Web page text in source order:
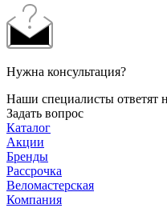
Нужна консультация?
Наши специалисты ответят
Задать вопрос
Каталог
Акции
Бренды
Рассрочка
Веломастерская
Компания